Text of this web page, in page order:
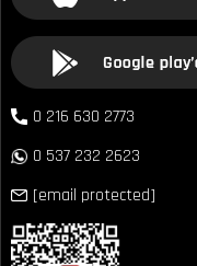
0 216 630 2773
0 537 232 2623
[email protected]